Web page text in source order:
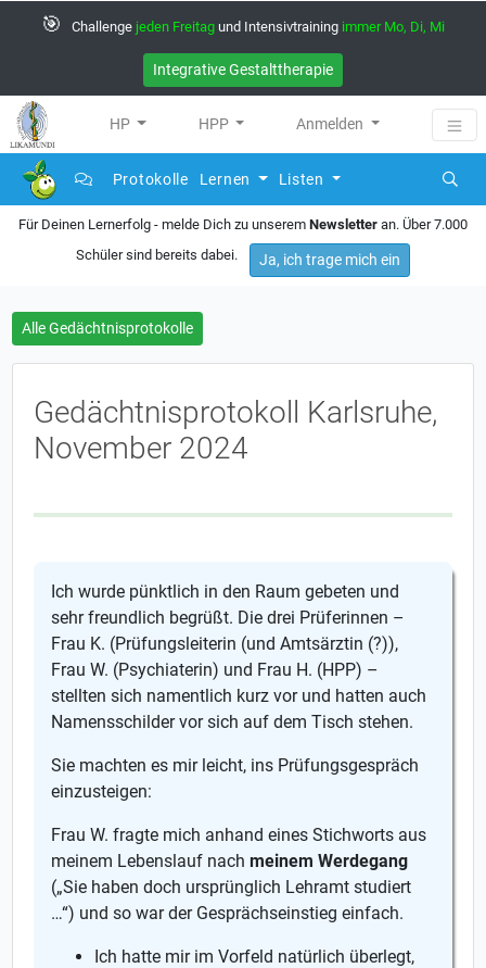
🎯 Challenge jeden Freitag und Intensivtraining immer Mo, Di, Mi
Integrative Gestalttherapie
HP HPP Anmelden
Protokolle Lernen Listen
Für Deinen Lernerfolg - melde Dich zu unserem Newsletter an. Über 7.000
Schüler sind bereits dabei.
Ja, ich trage mich ein
Alle Gedächtnisprotokolle
Gedächtnisprotokoll Karlsruhe,
November 2024
Ich wurde pünktlich in den Raum gebeten und
sehr freundlich begrüßt. Die drei Prüferinnen –
Frau K. (Prüfungsleiterin (und Amtsärztin (?)),
Frau W. (Psychiaterin) und Frau H. (HPP) –
stellten sich namentlich kurz vor und hatten auch
Namensschilder vor sich auf dem Tisch stehen.
Sie machten es mir leicht, ins Prüfungsgespräch
einzusteigen:
Frau W. fragte mich anhand eines Stichworts aus
meinem Lebenslauf nachmeinem Werdegang
(„Sie haben doch ursprünglich Lehramt studiert
…“) und so war der Gesprächseinstieg einfach.
Ich hatte mir im Vorfeld natürlich überlegt,